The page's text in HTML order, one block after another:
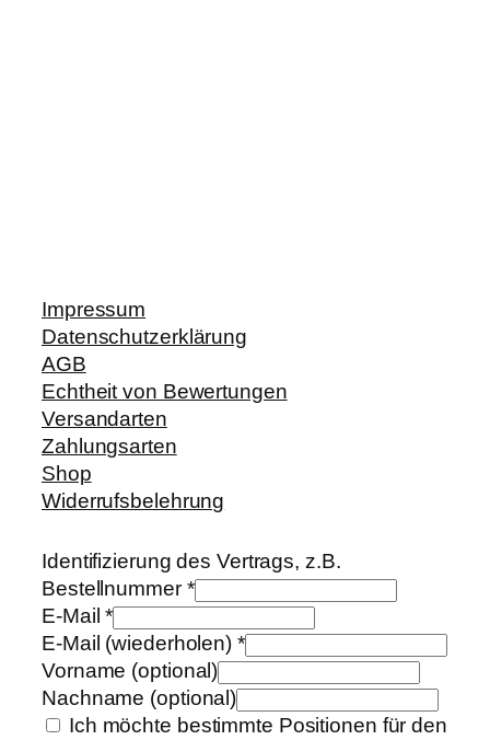
Impressum
Datenschutzerklärung
AGB
Echtheit von Bewertungen
Versandarten
Zahlungsarten
Shop
Widerrufsbelehrung
Identifizierung des Vertrags, z.B.
Bestellnummer *
E-Mail*
E-Mail (wiederholen) *
Vorname (optional)
Nachname (optional)
Ich möchte bestimmte Positionen für den